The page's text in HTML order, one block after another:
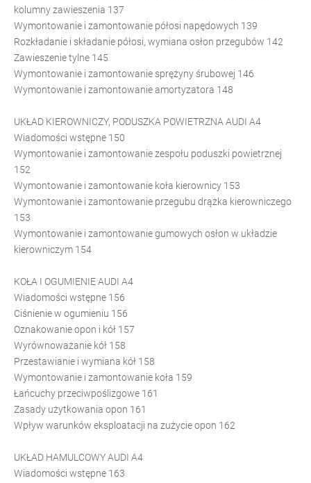
kolumny zawieszenia 137
Wymontowanie i zamontowanie półosi napędowych 139
Rozkładanie i składanie półosi, wymiana osłon przegubów 142
Zawieszenie tylne 145
Wymontowanie i zamontowanie sprężyny śrubowej 146
Wymontowanie i zamontowanie amortyzatora 148
UKŁAD KIEROWNICZY, PODUSZKA POWIETRZNA AUDI A4
Wiadomości wstępne 150
Wymontowanie i zamontowanie zespołu poduszki powietrznej
152
Wymontowanie i zamontowanie koła kierownicy 153
Wymontowanie i zamontowanie przegubu drążka kierowniczego
153
Wymontowanie i zamontowanie gumowych osłon w układzie
kierowniczym 154
KOŁA I OGUMIENIE AUDI A4
Wiadomości wstępne 156
Ciśnienie w ogumieniu 156
Oznakowanie opon i kół 157
Wyrównoważanie kół 158
Przestawianie i wymiana kół 158
Wymontowanie i zamontowanie koła 159
Łańcuchy przeciwpoślizgowe 161
Zasady użytkowania opon 161
Wpływ warunków eksploatacji na zużycie opon 162
UKŁAD HAMULCOWY AUDI A4
Wiadomości wstępne 163